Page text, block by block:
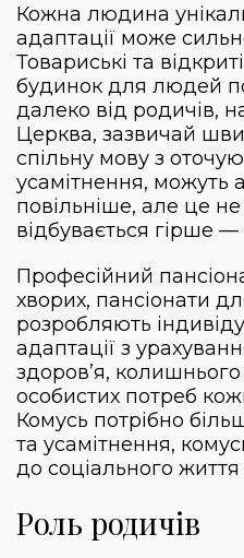
Кожна людина
адаптації може
Товариські та
будинок для людей
далеко від родичів,
Церква, зазвичай
спільну мову з
усамітнення, можуть
повільніше, але це
відбувається гірше
Професійний
хворих, пансіонати
розробляють
адаптації з
здоров’я,
особистих потреб
Комусь потрібно
та усамітнення,
до соціального
Роль родичів